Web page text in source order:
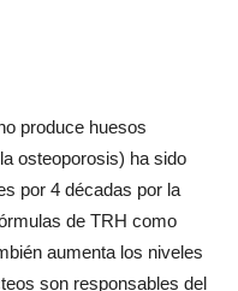
produce huesos
osteoporosis) ha sido
por 4 décadas por la
de TRH como
aumenta los niveles
son responsables del